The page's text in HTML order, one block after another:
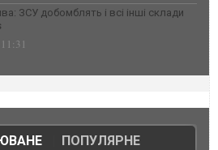
ЗСУ добомблять і всі інші склади
| ПОПУЛЯРНЕ